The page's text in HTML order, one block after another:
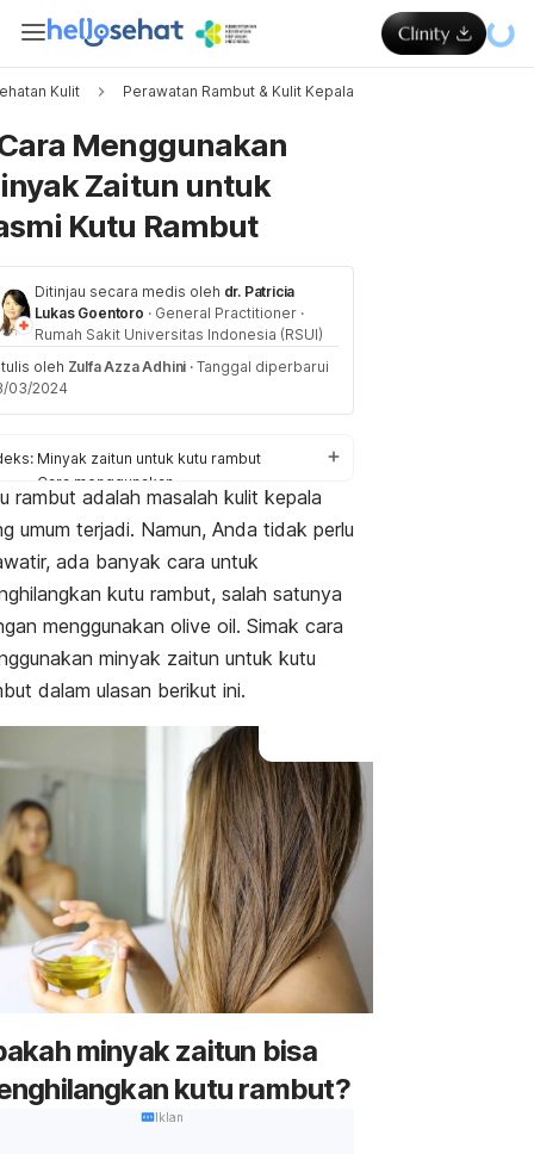
Kulit Perawatan Rambut & Kulit Kepala
Menggunakan
Zaitun untuk
Kutu Rambut
Ditinjau secara medis oleh dr. Patricia
Lukas Goentoro · General Practitioner ·
Rumah Sakit Universitas Indonesia (RSUI)
oleh Zulfa Azza Adhini · Tanggal diperbarui
03/2024
Minyak zaitun untuk kutu rambut
Cara menggunakan
Pencegahan
rambut adalah masalah kulit kepala
umum terjadi. Namun, Anda tidak perlu
ada banyak cara untuk
kutu rambut, salah satunya
menggunakan olive oil. Simak cara
minyak zaitun untuk kutu
dalam ulasan berikut ini.
minyak zaitun bisa
kutu rambut?
Iklan